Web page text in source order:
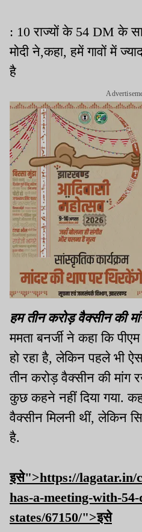
: 10 राज्यों के 54 DM के
मोदी ने,कहा, हमें गावों में
है
हम तीन करोड़ वैक्सीन की
ममता बनर्जी ने कहा कि
हो रहा है, लेकिन पहले भी
तीन करोड़ वैक्सीन की
कुछ कहने नहीं दिया गया.
वैक्सीन मिलनी थीं, लेकिन
है.
इसे">https://lagatar.in/
has-a-meeting-with-
states/67150/">इसे